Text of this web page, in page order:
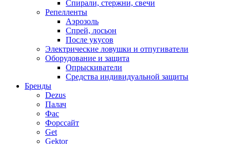
Спирали, стержни, свечи
Репелленты
Аэрозоль
Спрей, лосьон
После укусов
Электрические ловушки и отпугиватели
Оборудование и защита
Опрыскиватели
Средства индивидуальной защиты
Бренды
Dezus
Палач
Фас
Форcсайт
Get
Gektor